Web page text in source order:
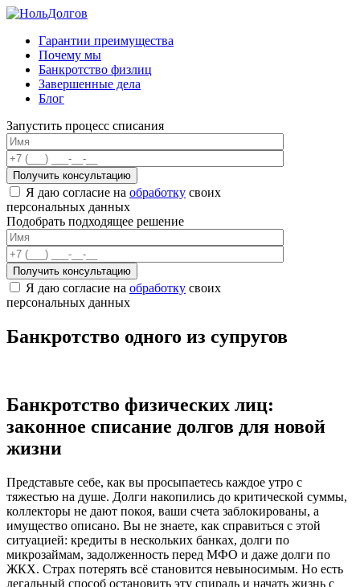
Skip
contentГарантии преимущества
Почему мы
Банкротство физлиц
Завершенные дела
Блог
Запустить процесс списания
Я даю согласие на обработку своих
персональных данных
Подобрать подходящее решение
Я даю согласие на обработку своих
персональных данных
Банкротство одного из супругов
Банкротство физических лиц:
законное списание долгов для новой
жизни
Представьте себе, как вы просыпаетесь каждое утро с
тяжестью на душе. Долги накопились до критической суммы,
коллекторы не дают покоя, ваши счета заблокированы, а
имущество описано. Вы не знаете, как справиться с этой
ситуацией: кредиты в нескольких банках, долги по
микрозаймам, задолженность перед МФО и даже долги по
ЖКХ. Страх потерять всё становится невыносимым. Но есть
легальный способ остановить эту спираль и начать жизнь с